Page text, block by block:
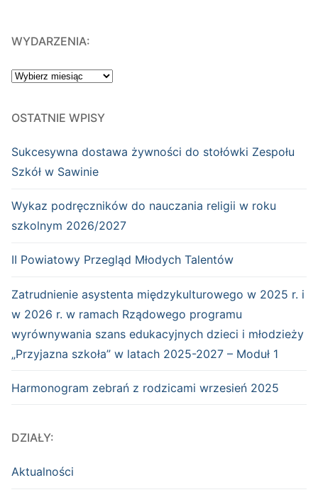
WYDARZENIA:
WYDARZENIA:
OSTATNIE WPISY
Sukcesywna dostawa żywności do stołówki Zespołu
Szkół w Sawinie
Wykaz podręczników do nauczania religii w roku
szkolnym 2026/2027
II Powiatowy Przegląd Młodych Talentów
Zatrudnienie asystenta międzykulturowego w 2025 r. i
w 2026 r. w ramach Rządowego programu
wyrównywania szans edukacyjnych dzieci i młodzieży
„Przyjazna szkoła” w latach 2025-2027 – Moduł 1
Harmonogram zebrań z rodzicami wrzesień 2025
DZIAŁY:
Aktualności